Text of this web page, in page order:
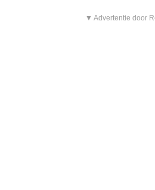
▼ Advertentie door